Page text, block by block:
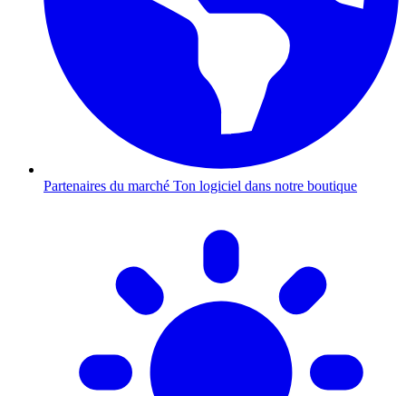
Partenaires du marché Ton logiciel dans notre boutique